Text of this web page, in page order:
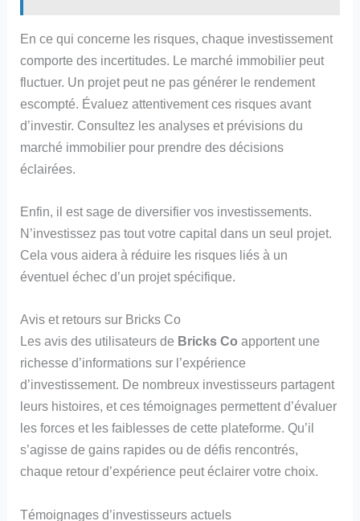
En ce qui concerne les risques, chaque investissement
comporte des incertitudes. Le marché immobilier peut
fluctuer. Un projet peut ne pas générer le rendement
escompté. Évaluez attentivement ces risques avant
d’investir. Consultez les analyses et prévisions du
marché immobilier pour prendre des décisions
éclairées.
Enfin, il est sage de diversifier vos investissements.
N’investissez pas tout votre capital dans un seul projet.
Cela vous aidera à réduire les risques liés à un
éventuel échec d’un projet spécifique.
Avis et retours sur Bricks Co
Les avis des utilisateurs de Bricks Co apportent une
richesse d’informations sur l’expérience
d’investissement. De nombreux investisseurs partagent
leurs histoires, et ces témoignages permettent d’évaluer
les forces et les faiblesses de cette plateforme. Qu’il
s’agisse de gains rapides ou de défis rencontrés,
chaque retour d’expérience peut éclairer votre choix.
Témoignages d’investisseurs actuels